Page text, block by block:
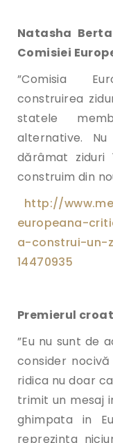
Natasha
Comisiei
”Comisia
construirea
statele
alternative.
dărâmat
construim din
http://
europeana-
a-construi-un-
14470935
Premierul
”Eu nu sunt de
consider
ridica nu doar
trimit un mesaj
ghimpata in
reprezinta